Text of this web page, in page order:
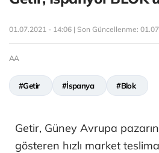
01.07.2021 - 14:06 | Son Güncellenme:
AA
#Getir #İspanya #Blok
Getir, Güney Avrupa
gösteren hızlı market